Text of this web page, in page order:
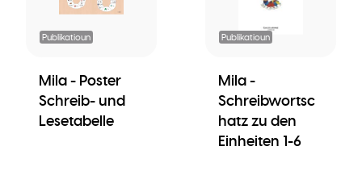
Publikatioun
Mila - Poster
Schreib- und
Lesetabelle
Publikatioun
Mila -
Schreibwortsc
hatz zu den
Einheiten 1-6